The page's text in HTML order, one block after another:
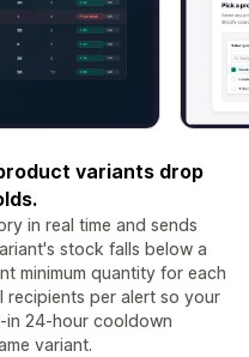
variants drop
in real time and sends
stock falls below a
minimum quantity for each
recipients per alert so your
in 24-hour cooldown
variant.